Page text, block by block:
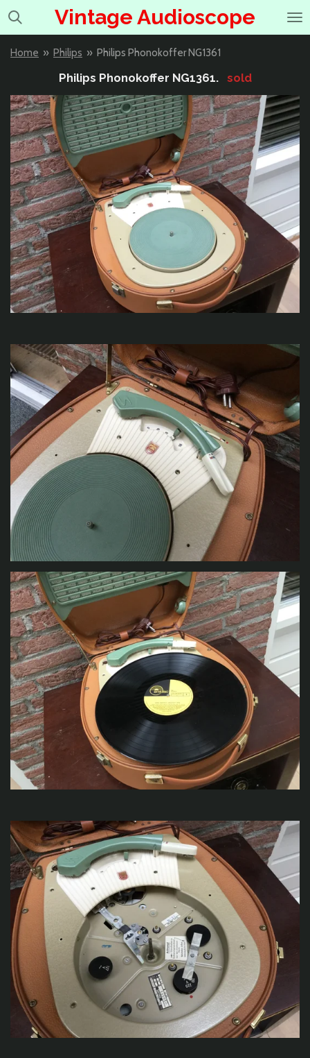
Ga
de
hoofdinhoud
Vintage Audioscope
Home » Philips » Philips Phonokoffer NG1361
Philips Phonokoffer NG1361. sold